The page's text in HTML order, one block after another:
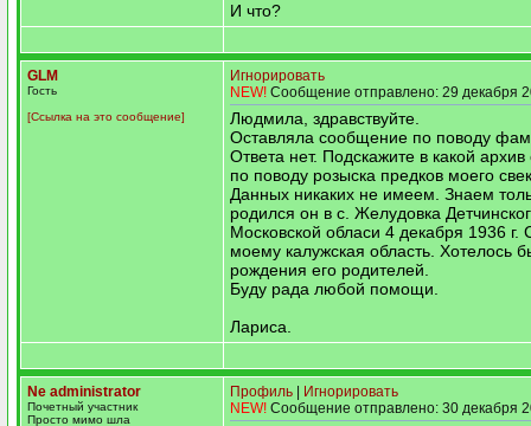
И что?
GLM
Гость
[Ссылка на это сообщение]
Игнорировать
NEW! Сообщение отправлено: 29 декабря
Людмила, здравствуйте.
Оставляла сообщение по поводу
Ответа нет. Подскажите в какой архив
по поводу розыска предков моего
Данных никаких не имеем. Знаем
родился он в с. Желудовка
Московской обласи 4 декабря 1936 г.
моему калужская область. Хотелось
рождения его родителей.
Буду рада любой помощи.
Лариса.
Ne administrator
Почетный участник
Просто мимо шла
Профиль
Игнорировать
NEW! Сообщение отправлено: 30 декабря